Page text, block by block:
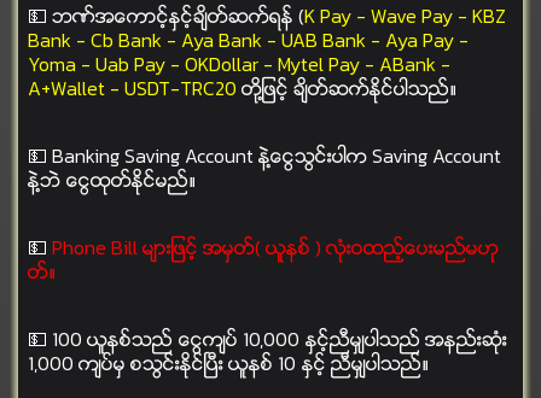
💵 ဘဏ္အေကာင့္ႏွင့္ခ်ိတ္ဆက္ရန္ (K Pay - Wave Pay - KBZ
Bank - Cb Bank - Aya Bank - UAB Bank - Aya Pay -
Yoma - Uab Pay - OKDollar - Mytel Pay - ABank -
A+Wallet - USDT-TRC20 တို႔ျဖင့္ ခ်ိတ္ဆက္ႏိုင္ပါသည္။
💵 Banking Saving Account နဲ႔ေငြသြင္းပါက Saving Account
နဲ႔ဘဲ ေငြထုတ္ႏိုင္မည္။
💵 Phone Bill မ်ားျဖင့္ အမွတ္( ယူနစ္ ) လုံးဝထည့္ေပးမည္မဟု
တ္။
💵 100 ယူနစ္သည္ ေငြက်ပ္ 10,000 ႏွင့္ညီမွ်ပါသည္ အနည္းဆုံး
1,000 က်ပ္မွ စသြင္းႏိုင္ၿပီး ယူနစ္ 10 ႏွင့္ ညီမွ်ပါသည္။